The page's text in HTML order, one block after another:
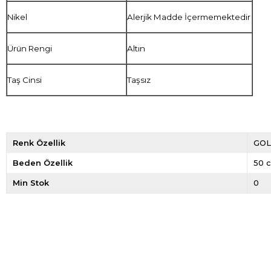
Nikel Alerjik Madde İçermemektedir
Ürün Rengi Altın
Taş Cinsi Taşsız
Renk Özellik
Beden Özellik 50
Min Stok 0